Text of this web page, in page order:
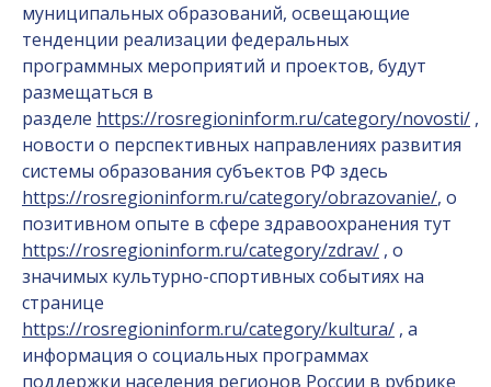
муниципальных образований, освещающие
тенденции реализации федеральных
программных мероприятий и проектов, будут
размещаться в
разделе https://rosregioninform.ru/category/novosti/ ,
новости о перспективных направлениях развития
системы образования субъектов РФ здесь
https://rosregioninform.ru/category/obrazovanie/, о
позитивном опыте в сфере здравоохранения тут
https://rosregioninform.ru/category/zdrav/ , о
значимых культурно-спортивных событиях на
странице
https://rosregioninform.ru/category/kultura/ , а
информация о социальных программах
поддержки населения регионов России в рубрике